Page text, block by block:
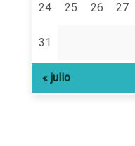
24 25 26 27
31
« julio